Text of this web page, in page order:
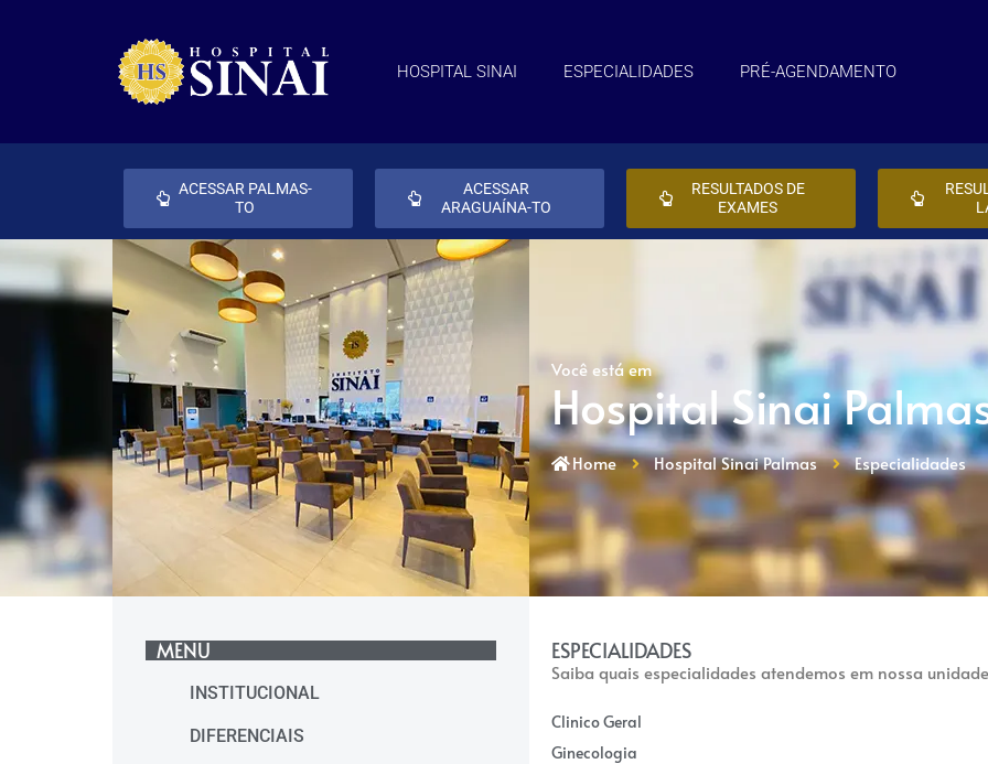
HOSPITAL SINAI ESPECIALIDADES PRÉ-AGENDAMENTO
ACESSAR PALMAS-
TO
ACESSAR
ARAGUAÍNA-TO
RESULTADOS DE
EXAMES
Você está em
Hospital Sinai
Home Hospital Sinai Palmas Especialidades
MENU
INSTITUCIONAL
DIFERENCIAIS
ESPECIALIDADES
Saiba quais especialidades atendemos em nossa
Clinico Geral
Ginecologia